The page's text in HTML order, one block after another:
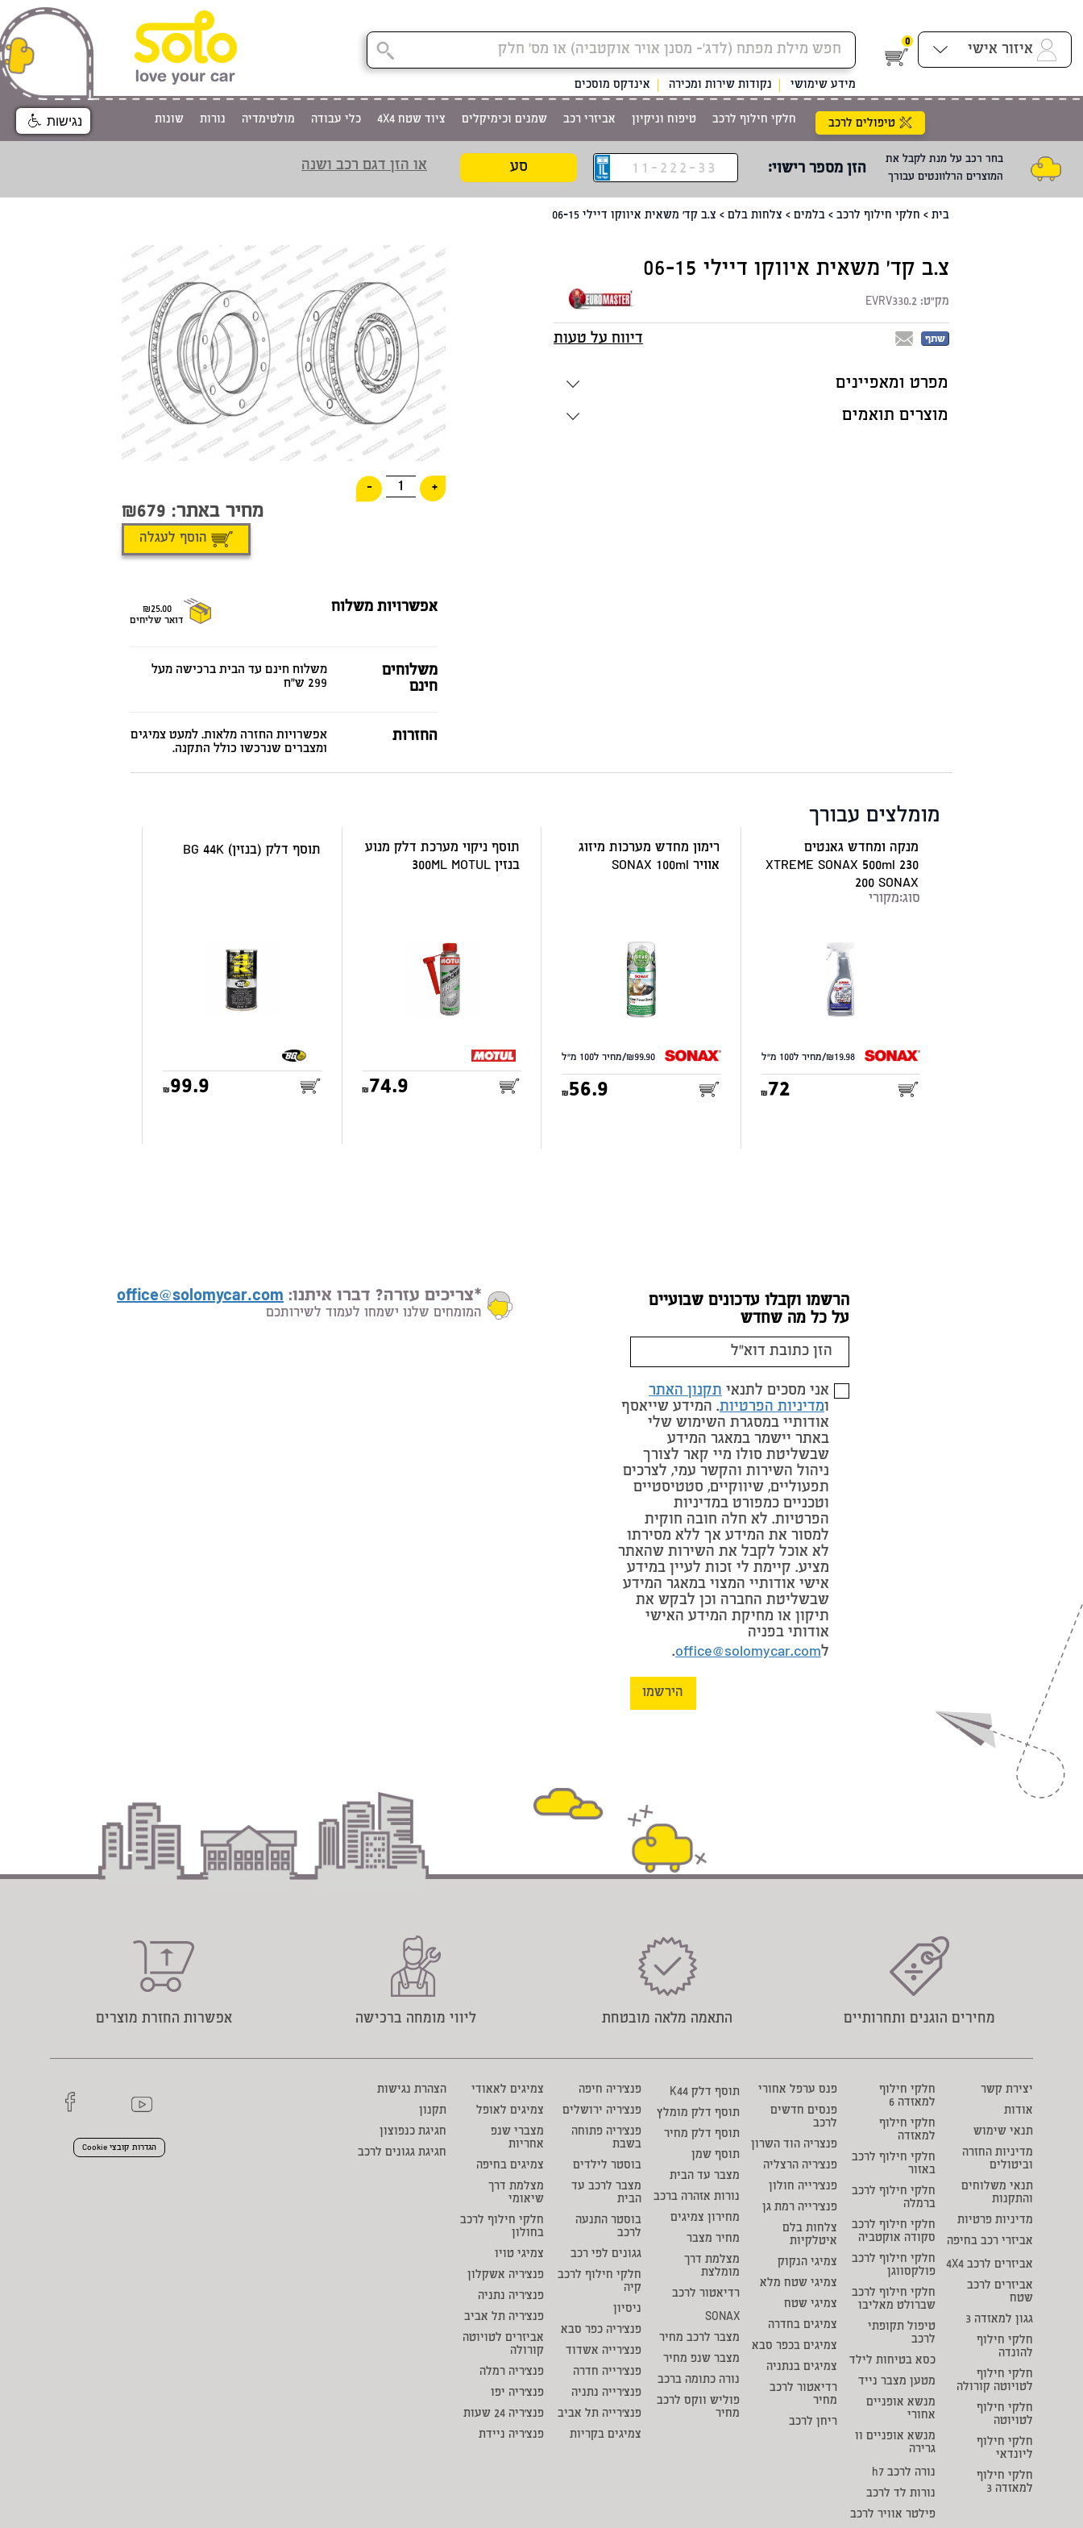
איזור אישי 0
מידע שימושי נקודות שירות ומכירה אינדקס מוסכים
טיפולים לרכב חלקי חילוף לרכב טיפוח וניקיון אביזרי רכב שמנים וכימיקלים ציוד שטח 4X4 כלי עבודה מולטימדיה נורות שונות
קטגוריית
בחר רכב על מנת לקבל את
המוצרים הרלוונטים עבורך
הזן מספר רישוי: סע או הזן דגם רכב ושנה
בית > חלקי חילוף לרכב >בלמים > צלחות בלם > צ.ב קד' משאית איווקו דיילי 06-15
+
1
-
מחיר באתר: 679
הוסף לעגלה
אפשרויות משלוח
₪25.00
דואר שליחים
משלוחים
חינם
משלוח חינם עד הבית ברכישה מעל
299 ש"ח
החזרות
אפשרויות החזרה מלאות. למעט צמיגים
ומצברים שנרכשו כולל התקנה.
צ.ב קד' משאית איווקו דיילי 06-15
מק"ט:EVRV330.2
שתף דיווח על טעות
מפרט ומאפיינים
מוצרים תואמים
מומלצים עבורך
מנקה ומחדש גאנטים
XTREME SONAX 500ml 230
200 SONAX
סוג:מקורי
19.98/מחיר ל100 מ"ל
72
רימון מחדש מערכות מיזוג
אוויר SONAX 100ml
99.90/מחיר ל100 מ"ל
56.9
תוסף ניקוי מערכת דלק מנוע
בנזין 300ML MOTUL
74.9
תוסף דלק (בנזין) BG 44K
99.9
הרשמו וקבלו עדכונים שבועיים
על כל מה שחדש
אני מסכים לתנאי תקנון האתר
ומדיניות הפרטיות. המידע שייאסף
אודותיי במסגרת השימוש שלי
באתר יישמר במאגר המידע
שבשליטת סולו מיי קאר לצורך
ניהול השירות והקשר עמי, לצרכים
תפעוליים, שיווקיים, סטטיסטיים
וטכניים כמפורט במדיניות
הפרטיות. לא חלה חובה חוקית
למסור את המידע אך ללא מסירתו
לא אוכל לקבל את השירות שהאתר
מציע. קיימת לי זכות לעיין במידע
אישי אודותיי המצוי במאגר המידע
שבשליטת החברה וכן לבקש את
תיקון או מחיקת המידע האישי
אודותי בפניה
לoffice@solomycar.com
.
הירשמו
*צריכים עזרה? דברו איתנו: office@solomycar.com
המומחים שלנו ישמחו לעמוד לשירותכם
מחירים הוגנים ותחרותיים התאמה מלאה מובטחת ליווי מומחה ברכישה אפשרות החזרת מוצרים
יצירת קשר
אודות
תנאי שימוש
מדיניות החזרה
וביטולים
תנאי משלוחים
והתקנות
מדיניות פרטיות
אביזרי רכב בחיפה
אביזרים לרכב 4X4
אביזרים לרכב
שטח
גגון למאזדה 3
חלקי חילוף
להונדה
חלקי חילוף
לטויוטה קורולה
חלקי חילוף
לטויוטה
חלקי חילוף
ליונדאי
חלקי חילוף
למאזדה 3
חלקי חילוף
למאזדה 6
חלקי חילוף
למאזדה
חלקי חילוף לרכב
באזור
חלקי חילוף לרכב
ברמלה
חלקי חילוף לרכב
סקודה אוקטביה
חלקי חילוף לרכב
פולקסווגן
חלקי חילוף לרכב
שברולט מאליבו
טיפול תקופתי
לרכב
כסא בטיחות לילד
מטען מצבר נייד
מנשא אופניים
אחורי
מנשא אופניים וו
גרירה
נורה לרכב h7
נורות לד לרכב
פילטר אוויר לרכב
פנס ערפל אחורי
פנסים חדשים
לרכב
פנצריה הוד השרון
פנצ'ריה הרצליה
פנצ'רייה חולון
פנצ'רייה רמת גן
צלחות בלם
איטלקיות
צמיגי הנקוק
צמיגי שטח מלא
צמיגי שטח
צמיגים בחדרה
צמיגים בכפר סבא
צמיגים בנתניה
רדיאטור לרכב
מחיר
ריחן לרכב
תוסף דלק K44
תוסף דלק מומלץ
תוסף דלק מחיר
תוסף שמן
מצבר עד הבית
נורות אזהרה ברכב
מחירון צמיגים
מחיר מצבר
מצלמת דרך
מומלצת
רדיאטור לרכב
SONAX
מצבר לרכב מחיר
מצבר שנפ מחיר
נורה כתומה ברכב
פוליש ווקס לרכב
מחיר
פנצ'ריה חיפה
פנצ'ריה ירושלים
פנצ'ריה פתוחה
בשבת
בוסטר לילדים
מצבר לרכב עד
הבית
בוסטר התנעה
לרכב
גגונים לפי רכב
חלקי חילוף לרכב
קיה
ניסיון
פנצ'ריה כפר סבא
פנצ'רייה אשדוד
פנצ'רייה חדרה
פנצ'רייה נתניה
פנצ'רייה תל אביב
צמיגים בקריות
צמיגים לאאודי
צמיגים לאופל
מצברי שנפ
אחריות
צמיגים בחיפה
מצלמת דרך
שיאומי
חלקי חילוף לרכב
בחולון
צמיגי טויו
פנצ'ריה אשקלון
פנצ'ריה נתניה
פנצ'ריה תל אביב
אביזרים לטויוטה
קורולה
פנצ'ריה רמלה
פנצ'ריה יפו
פנצ'ריה 24 שעות
פנצ'ריה ניידת
הצהרת נגישות
תקנון
חגיגת כנפוצון
חגיגת גגונים לרכב
הגדרות קובצי Cookie
נגישות